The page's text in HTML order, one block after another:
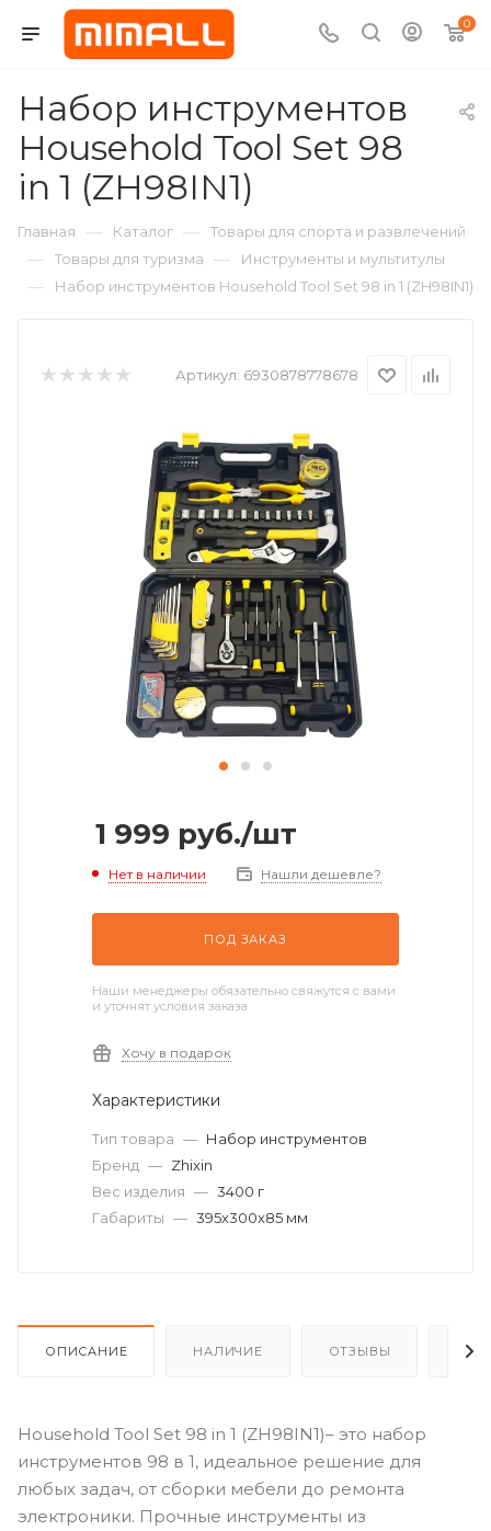
0
Набор инструментов
Household Tool Set 98
in 1 (ZH98IN1)
Главная — Каталог — Товары для спорта и развлечений
— Товары для туризма — Инструменты и мультитулы
— Набор инструментов Household Tool Set 98 in 1 (ZH98IN1)
Артикул: 6930878778678
1 999 руб./шт
Нет в наличии Нашли дешевле?
ПОД ЗАКАЗ
Наши менеджеры обязательно свяжутся с вами
и уточнят условия заказа
Хочу в подарок
Характеристики
Тип товара — Набор инструментов
Бренд — Zhixin
Вес изделия — 3400 г
Габариты — 395х300х85 мм
ОПИСАНИЕ НАЛИЧИЕ ОТЗЫВЫ
Household Tool Set 98 in 1 (ZH98IN1)– это набор
инструментов 98 в 1, идеальное решение для
любых задач, от сборки мебели до ремонта
электроники. Прочные инструменты из